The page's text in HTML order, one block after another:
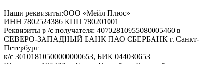
Наши реквизиты:ООО «Мейл Плюс»
ИНН 7802524386 КПП 780201001
Реквизиты р /с получателя: 40702810955080005460 в
СЕВЕРО-ЗАПАДНЫЙ БАНК ПАО СБЕРБАНК г. Санкт-
Петербург
к/с 30101810500000000653, БИК 044030653